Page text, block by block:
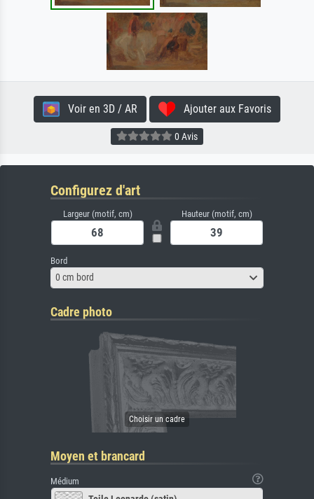
Voir en 3D / AR Ajouter aux Favoris
0 Avis
Configurez d'art
Largeur (motif, cm) Hauteur (motif, cm)
Bord
0 cm bord
Cadre photo
Moyen et brancard
Médium